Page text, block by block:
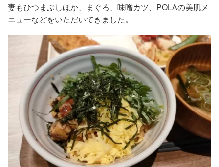
妻もひつまぶしほか、まぐろ、味噌カツ、POLAの美肌メ
ニューなどをいただいてきました。